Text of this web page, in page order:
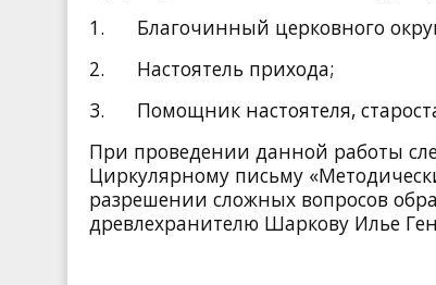
1. Благочинный церковного
2. Настоятель прихода;
3. Помощник настоятеля,
При проведении данной работы
Циркулярному письму
разрешении сложных вопросов
древлехранителю Шаркову Илье